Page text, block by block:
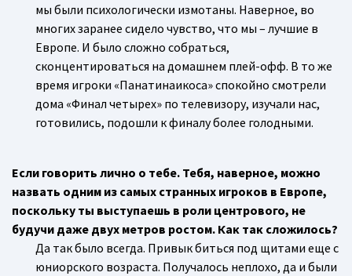
мы были психологически измотаны. Наверное, во
многих заранее сидело чувство, что мы – лучшие в
Европе. И было сложно собраться,
сконцентироваться на домашнем плей-офф. В то же
время игроки «Панатинаикоса» спокойно смотрели
дома «Финал четырех» по телевизору, изучали нас,
готовились, подошли к финалу более голодными.
Если говорить лично о тебе. Тебя, наверное, можно
назвать одним из самых странных игроков в Европе,
поскольку ты выступаешь в роли центрового, не
будучи даже двух метров ростом. Как так сложилось?
Да так было всегда. Привык биться под щитами еще с
юниорского возраста. Получалось неплохо, да и были